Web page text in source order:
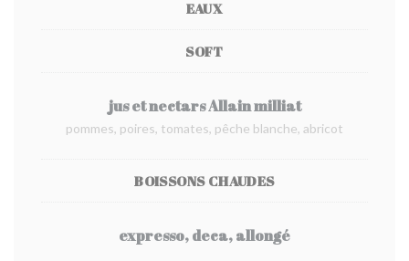
EAUX
SOFT
jus et nectars Allain milliat
pommes, poires, tomates, pêche blanche, abricot
BOISSONS CHAUDES
expresso, deca, allongé